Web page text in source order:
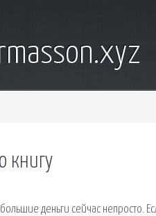
книгу
деньги сейчас непросто.